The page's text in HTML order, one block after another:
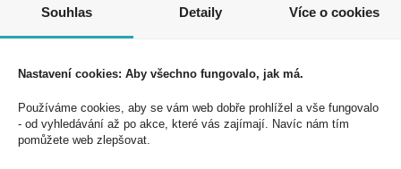
Souhlasím se zpracováním osobních údajů *
PEAL a.s.
U Plynárny 412/101
101 00 Praha 10
Souhlas Detaily Více o cookies
Nastavení cookies: Aby všechno fungovalo, jak má.
Používáme cookies, aby se vám web dobře prohlížel a vše fungovalo
- od vyhledávání až po akce, které vás zajímají. Navíc nám tím
pomůžete web zlepšovat.